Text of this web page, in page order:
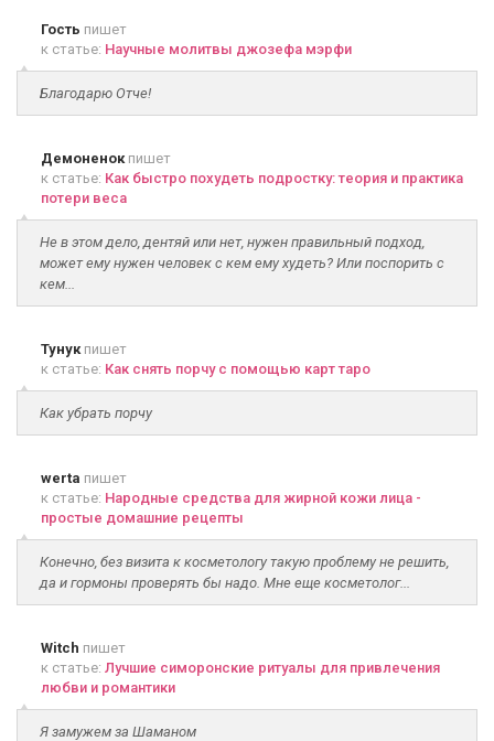
Гость пишет
к статье: Научные молитвы джозефа мэрфи
Благодарю Отче!
Демоненокпишет
к статье: Как быстро похудеть подростку: теория и практика
потери веса
Не в этом дело, дентяй или нет, нужен правильный подход,
может ему нужен человек с кем ему худеть? Или поспорить с
кем...
Тунукпишет
к статье: Как снять порчу с помощью карт таро
Как убрать порчу
werta пишет
к статье: Народные средства для жирной кожи лица -
простые домашние рецепты
Конечно, без визита к косметологу такую проблему не решить,
да и гормоны проверять бы надо. Мне еще косметолог...
Witch пишет
к статье: Лучшие симоронские ритуалы для привлечения
любви и романтики
Я замужем за Шаманом